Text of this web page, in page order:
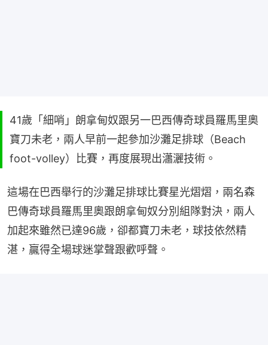
41歲「細哨」朗拿甸奴跟另一巴西傳奇球員羅馬里奧
寶刀未老，兩人早前一起參加沙灘足排球（Beach
foot-volley）比賽，再度展現出瀟灑技術。
這場在巴西舉行的沙灘足排球比賽星光熠熠，兩名森
巴傳奇球員羅馬里奧跟朗拿甸奴分別組隊對決，兩人
加起來雖然已達96歲，卻都寶刀未老，球技依然精
湛，贏得全場球迷掌聲跟歡呼聲。